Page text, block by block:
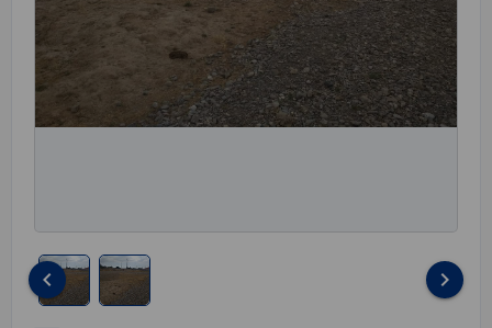
keyboard_arrow_left keyboard_arrow_right